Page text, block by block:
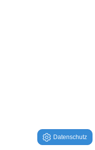
Datenschutz